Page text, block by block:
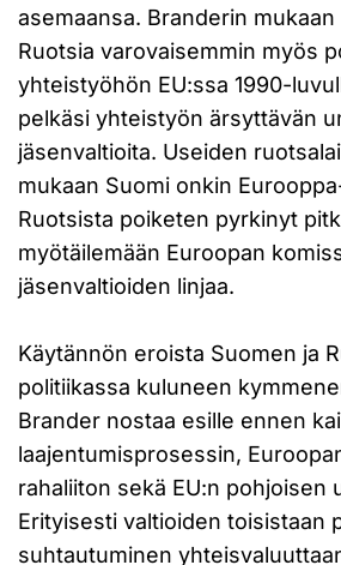
asemaansa. Branderin
Ruotsia varovaisemmin myös
yhteistyöhön EU:ssa 1990-
pelkäsi yhteistyön ärsyttävän
jäsenvaltioita. Useiden
mukaan Suomi onkin
Ruotsista poiketen pyrkinyt
myötäilemään Euroopan
jäsenvaltioiden linjaa.
Käytännön eroista Suomen ja
politiikassa kuluneen
Brander nostaa esille ennen
laajentumisprosessin,
rahaliiton sekä EU:n pohjoisen
Erityisesti valtioiden toisistaan
suhtautuminen